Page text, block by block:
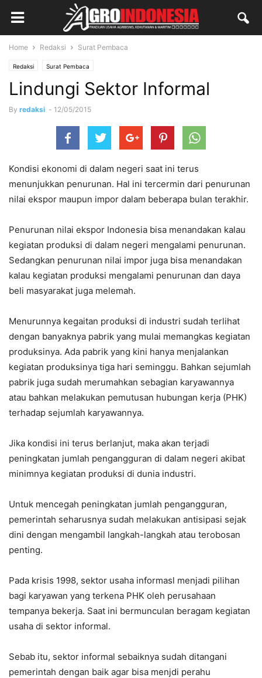
Home Redaksi Surat Pembaca
Redaksi Surat Pembaca
Lindungi Sektor Informal
By redaksi - 12/05/2015
Kondisi ekonomi di dalam negeri saat ini terus
menunjukkan penurunan. Hal ini tercermin dari penurunan
nilai ekspor maupun impor dalam beberapa bulan terakhir.
Penurunan nilai ekspor Indonesia bisa menandakan kalau
kegiatan produksi di dalam negeri mengalami penurunan.
Sedangkan penurunan nilai impor juga bisa menandakan
kalau kegiatan produksi mengalami penurunan dan daya
beli masyarakat juga melemah.
Menurunnya kegaitan produksi di industri sudah terlihat
dengan banyaknya pabrik yang mulai memangkas kegiatan
produksinya. Ada pabrik yang kini hanya menjalankan
kegiatan produksinya tiga hari seminggu. Bahkan sejumlah
pabrik juga sudah merumahkan sebagian karyawannya
atau bahkan melakukan pemutusan hubungan kerja (PHK)
terhadap sejumlah karyawannya.
Jika kondisi ini terus berlanjut, maka akan terjadi
peningkatan jumlah pengangguran di dalam negeri akibat
minimnya kegiatan produksi di dunia industri.
Untuk mencegah peningkatan jumlah pengangguran,
pemerintah seharusnya sudah melakukan antisipasi sejak
dini dengan mengambil langkah-langkah atau terobosan
penting.
Pada krisis 1998, sektor usaha informasl menjadi pilihan
bagi karyawan yang terkena PHK oleh perusahaan
tempanya bekerja. Saat ini bermunculan beragam kegiatan
usaha di sektor informal.
Sebab itu, sektor informal sebaiknya sudah ditangani
pemerintah dengan baik agar bisa menjdi perahu